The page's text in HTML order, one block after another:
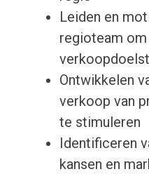
Leiden en
regioteam om
Ontwikkelen
verkoop van
te stimuleren
Identificeren
kansen en